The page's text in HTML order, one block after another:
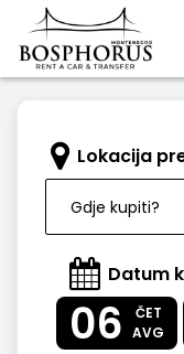
Lokacija
Gdje kupiti?
Datum
06
ČET
AVG